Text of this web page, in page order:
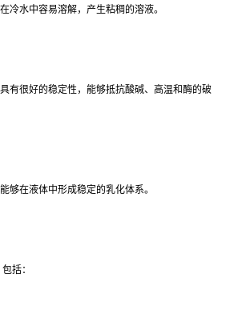
冷水中容易溶解，产生粘稠的溶液。
有很好的稳定性，能够抵抗酸碱、高温和酶的破
够在液体中形成稳定的乳化体系。
括：